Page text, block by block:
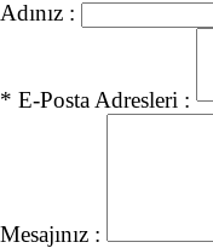
Adınız :
* E-Posta Adresleri :
Mesajınız :